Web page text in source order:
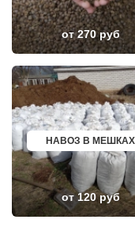
ОБОЛЕНСК
ОБУХОВО
ОДИНЦОВО
ОЖЕРЕЛЬЕ
ОКТЯБРЬСКИЙ
ОПАЛИХА
ОРЕХОВО-ЗУЕВО
ОСТРОВЦЫ
ПАВЛОВСКАЯ СЛОБОДА
ПАВЛОВСКИЙ ПОСАД
ПЕНИНО
ПЕРВОМАЙСКОЕ
ПЕРЕСВЕТ
ПЕСКИ
ПИРОГОВСКИЙ
ПОВАРОВО
ПОДОЛЬСК
ПОЛУШКИНО
от 270 руб
НАВОЗ В МЕШКАХ
от 120 руб